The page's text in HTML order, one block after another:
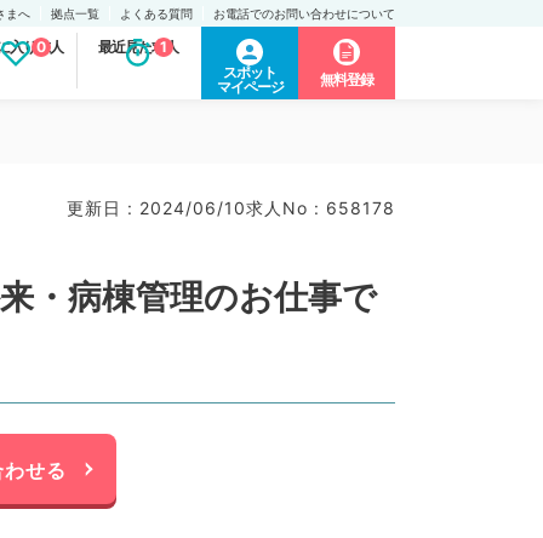
まへ 拠点一覧 よくある質問 お電話でのお問い合わせについて
入り求人
0 最近見た求人
1
スポット
マイページ
無料登録
更新日 : 2024/06/10求人No : 658178
・病棟管理のお仕事で
せる